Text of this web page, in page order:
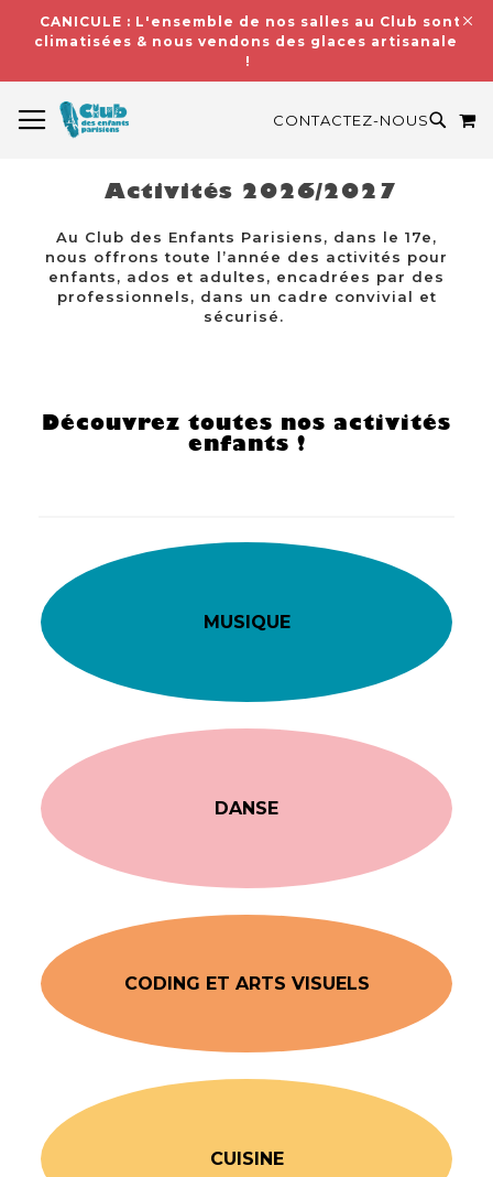
CANICULE : L'ensemble de nos salles au Club sont
climatisées & nous vendons des glaces artisanales
!
CONTACTEZ-NOUS
Activités 2026/2027
Au Club des Enfants Parisiens, dans le 17e,
nous offrons toute l’année des activités pour
enfants, ados et adultes, encadrées par des
professionnels, dans un cadre convivial et
sécurisé.
Découvrez toutes nos activités
enfants !
MUSIQUE
DANSE
CODING ET ARTS VISUELS
CUISINE